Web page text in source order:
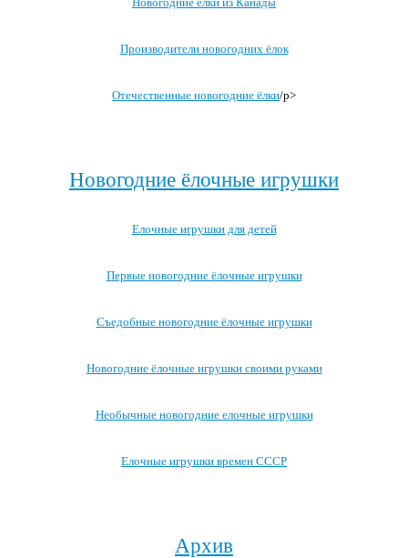
Производители новогодних ёлок
Отечественные новогодние ёлки/p>
Новогодние ёлочные игрушки
Елочные игрушки для детей
Первые новогодние ёлочные игрушки
Съедобные новогодние ёлочные игрушки
Новогодние ёлочные игрушки своими руками
Необычные новогодние елочные игрушки
Елочные игрушки времен СССР
Архив